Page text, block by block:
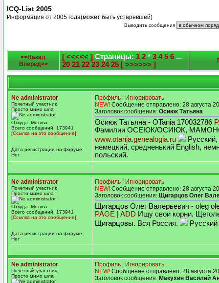
ICQ-List 2005
Информация от 2005 года(может быть устаревшей)
Выводить сообщения
<<Назад
Вперед>>
[ <<<<< ] Страницы: 1 2 * 3 4 5 6 ...
20 21 22 23 24 25 [ >>>>>> ]
Ne administrator
Почетный участник
Просто мимо шла
Откуда: Москва
Всего сообщений: 173941
[Ссылка на это сообщение]
Дата регистрации на форуме:
Нет
Профиль
Игнорировать
NEW! Сообщение отправлено: 28 августа
Заголовок сообщения: Осиюк Татьяна
Осиюк Татьяна - OTania 170032786
Фамилии ОСЕЮК/ОСИЮК,
www.otanja.genealogia.ru
немецкий, средненький English,
польский.
Ne administrator
Почетный участник
Просто мимо шла
Откуда: Москва
Всего сообщений: 173941
[Ссылка на это сообщение]
Дата регистрации на форуме:
Нет
Профиль
Игнорировать
NEW! Сообщение отправлено: 28 августа
Заголовок сообщения: Щигарцов Олег
Щигарцов Олег Валерьевич - oleg
PAGE
ADD Ищу свои корни.
Щигарцовы. Вся Россия.
Русский
Ne administrator
Почетный участник
Просто мимо шла
Профиль
Игнорировать
NEW! Сообщение отправлено: 28 августа
Заголовок сообщения: Макухин Василий